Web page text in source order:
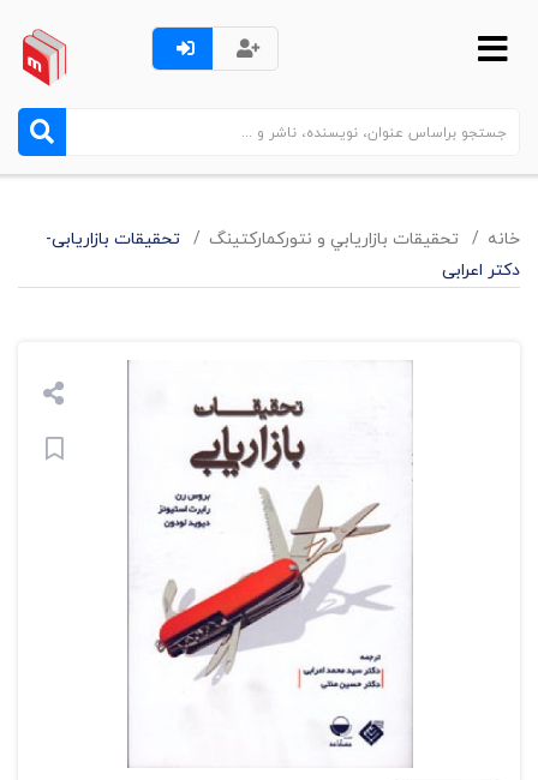
خانه تحقيقات بازاريابي و نتورکمارکتينگ
تحقیقات بازاریابی-
دکتر اعرابی